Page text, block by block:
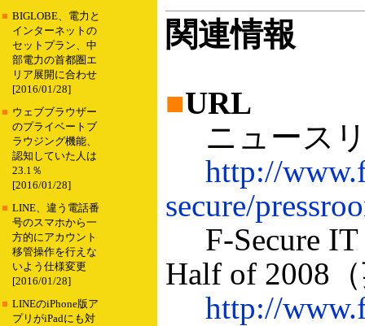
■ BIGLOBE、電力と
インターネットの
セットプラン、中
部電力の首都圏エ
リア展開に合わせ
[2016/01/28]
■ ウェブブラウザー
のプライベートブ
ラウジング機能、
認知していた人は
23.1％
[2016/01/28]
■ LINE、違う電話番
号のスマホから一
方的にアカウント
移管操作を行えな
いよう仕様変更
[2016/01/28]
■ LINEのiPhone版ア
プリがiPadにも対
関連情報
■URL
ニュースリ
http://
secure/
F-Secure IT
Half of 2008
http://